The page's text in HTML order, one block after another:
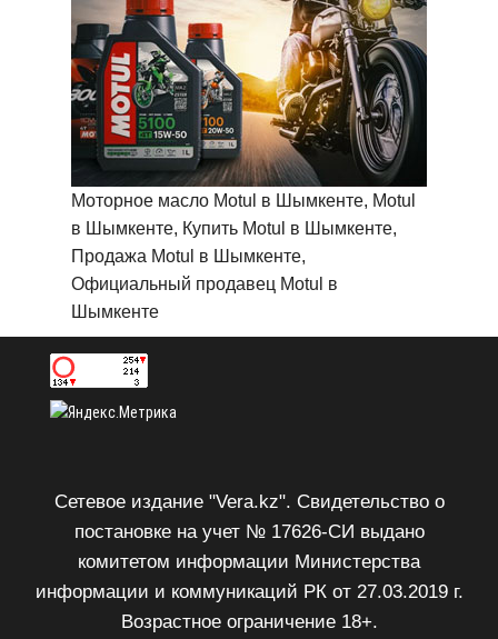
Моторное масло Motul в Шымкенте, Motul
в Шымкенте, Купить Motul в Шымкенте,
Продажа Motul в Шымкенте,
Официальный продавец Motul в
Шымкенте
Сетевое издание "Vera.kz". Свидетельство о
постановке на учет № 17626-СИ выдано
комитетом информации Министерства
информации и коммуникаций РК от 27.03.2019 г.
Возрастное ограничение 18+.